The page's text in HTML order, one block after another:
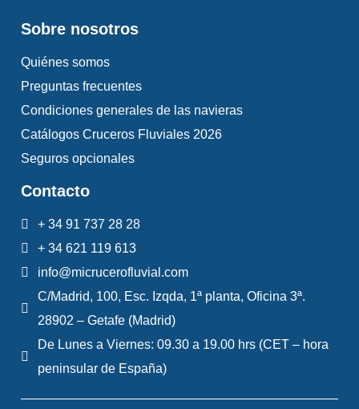
Sobre nosotros
Quiénes somos
Preguntas frecuentes
Condiciones generales de las navieras
Catálogos Cruceros Fluviales 2026
Seguros opcionales
Contacto
+ 34 91 737 28 28
+ 34 621 119 613
info@micrucerofluvial.com
C/Madrid, 100, Esc. Izqda, 1ª planta, Oficina 3ª.
28902 – Getafe (Madrid)
De Lunes a Viernes: 09.30 a 19.00 hrs (CET – hora
peninsular de España)